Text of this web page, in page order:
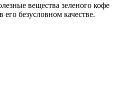
вещества зеленого кофе
безусловном качестве.